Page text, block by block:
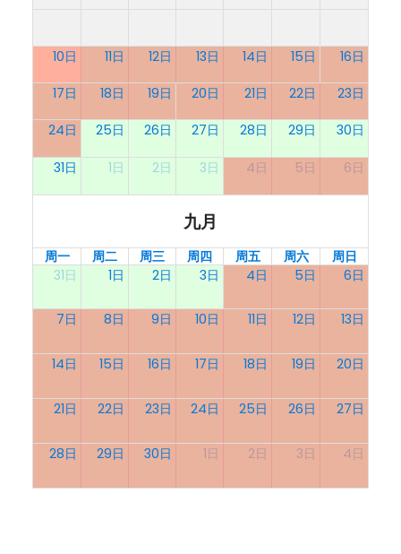
10日 11日 12日 13日 14日 15日 16日
17日 18日 19日 20日 21日 22日 23日
24日 25日 26日 27日 28日 29日 30日
31日 1日 2日 3日 4日 5日 6日
九月
周一 周二 周三 周四 周五 周六
周日
31日
1日 2日 3日 4日 5日 6日
7日 8日 9日 10日 11日 12日 13日
14日 15日 16日 17日 18日 19日 20日
21日 22日 23日 24日 25日 26日 27日
28日 29日 30日 1日 2日 3日 4日